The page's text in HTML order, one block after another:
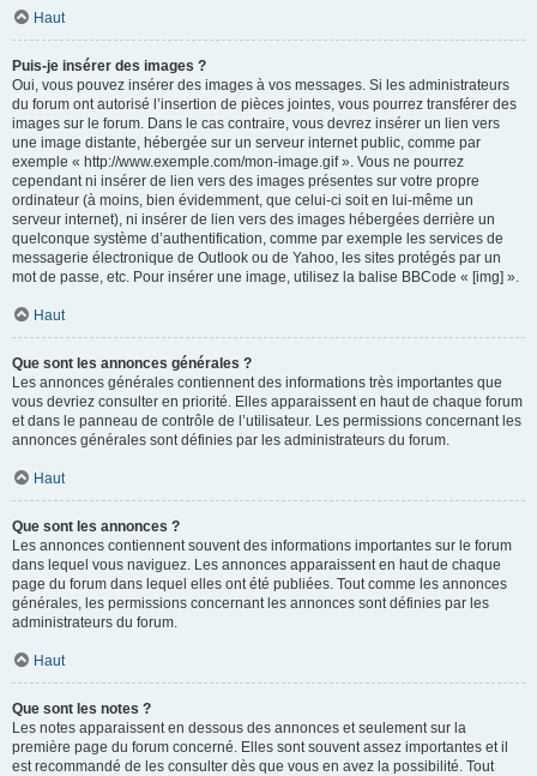
Haut
Puis-je insérer des images ?
Oui, vous pouvez insérer des images à vos messages. Si les administrateurs
du forum ont autorisé l’insertion de pièces jointes, vous pourrez transférer des
images sur le forum. Dans le cas contraire, vous devrez insérer un lien vers
une image distante, hébergée sur un serveur internet public, comme par
exemple « http://www.exemple.com/mon-image.gif ». Vous ne pourrez
cependant ni insérer de lien vers des images présentes sur votre propre
ordinateur (à moins, bien évidemment, que celui-ci soit en lui-même un
serveur internet), ni insérer de lien vers des images hébergées derrière un
quelconque système d’authentification, comme par exemple les services de
messagerie électronique de Outlook ou de Yahoo, les sites protégés par un
mot de passe, etc. Pour insérer une image, utilisez la balise BBCode « [img] ».
Haut
Que sont les annonces générales ?
Les annonces générales contiennent des informations très importantes que
vous devriez consulter en priorité. Elles apparaissent en haut de chaque forum
et dans le panneau de contrôle de l’utilisateur. Les permissions concernant les
annonces générales sont définies par les administrateurs du forum.
Haut
Que sont les annonces ?
Les annonces contiennent souvent des informations importantes sur le forum
dans lequel vous naviguez. Les annonces apparaissent en haut de chaque
page du forum dans lequel elles ont été publiées. Tout comme les annonces
générales, les permissions concernant les annonces sont définies par les
administrateurs du forum.
Haut
Que sont les notes ?
Les notes apparaissent en dessous des annonces et seulement sur la
première page du forum concerné. Elles sont souvent assez importantes et il
est recommandé de les consulter dès que vous en avez la possibilité. Tout